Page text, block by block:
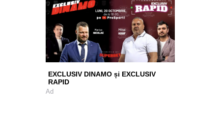
EXCLUSIV DINAMO și EXCLUSIV
RAPID
Ad